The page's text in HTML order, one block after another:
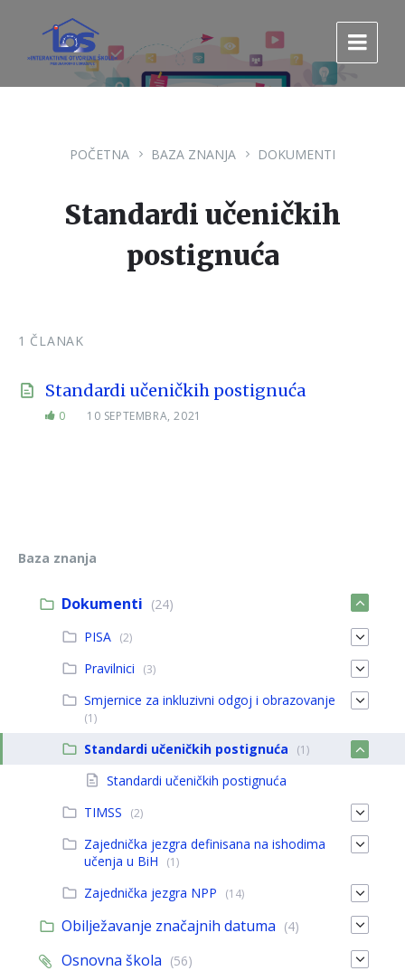
sadržaj
glavnu
navigaciju.
POČETNA BAZA ZNANJA DOKUMENTI
Standardi učeničkih
postignuća
1 ČLANAK
Standardi učeničkih postignuća
0 10 SEPTEMBRA, 2021
Baza znanja
Dokumenti (24)
PISA (2)
Pravilnici (3)
Smjernice za inkluzivni odgoj i obrazovanje
(1)
Standardi učeničkih postignuća (1)
Standardi učeničkih postignuća
TIMSS
(2)
Zajednička jezgra definisana na ishodima
učenja u BiH
(1)
Zajednička jezgra NPP (14)
Obilježavanje značajnih datuma (4)
Osnovna škola (56)